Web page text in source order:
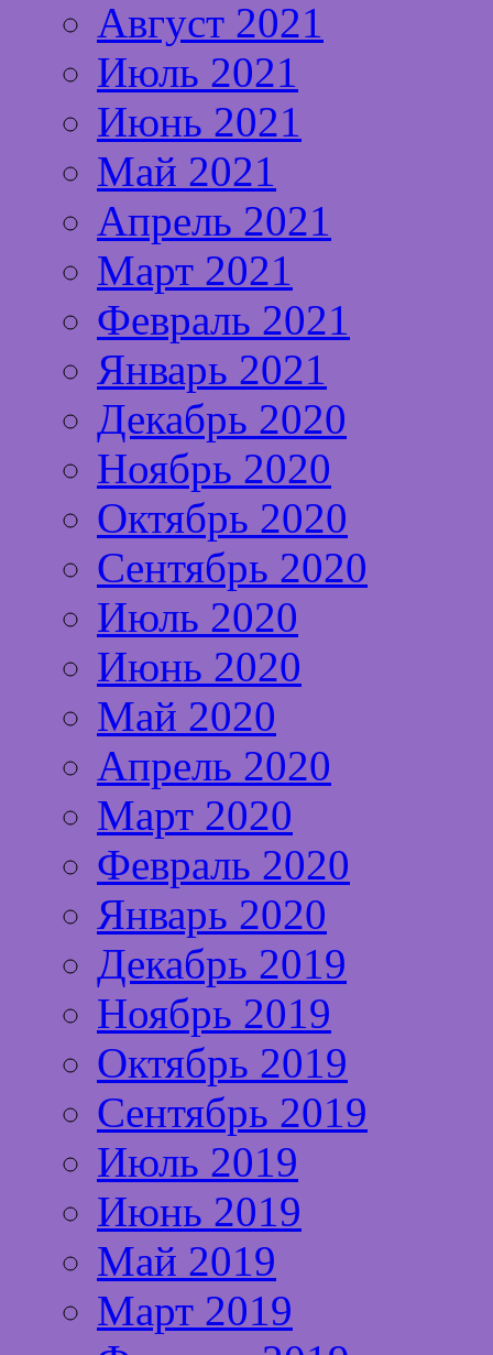
Август 2021
Июль 2021
Июнь 2021
Май 2021
Апрель 2021
Март 2021
Февраль 2021
Январь 2021
Декабрь 2020
Ноябрь 2020
Октябрь 2020
Сентябрь 2020
Июль 2020
Июнь 2020
Май 2020
Апрель 2020
Март 2020
Февраль 2020
Январь 2020
Декабрь 2019
Ноябрь 2019
Октябрь 2019
Сентябрь 2019
Июль 2019
Июнь 2019
Май 2019
Март 2019